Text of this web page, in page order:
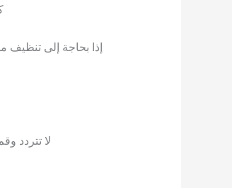
إذا بحاجة إلى
لا تتردد